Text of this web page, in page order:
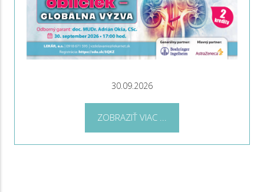
30.09.2026
ZOBRAZIŤ VIAC ...